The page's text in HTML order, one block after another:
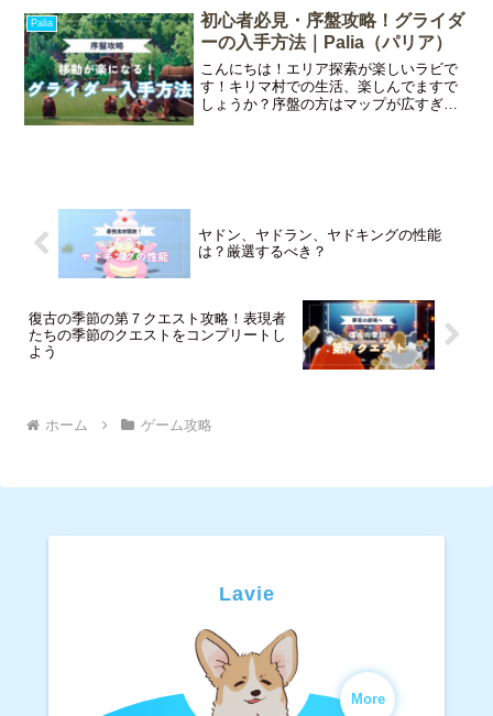
Paliaの
Palia
初心者必見・序盤攻略！グライダ
ーの入手方法｜Palia（パリア）
こんにちは！エリア探索が楽しいラビで
す！キリマ村での生活、楽しんでますで
しょうか？序盤の方はマップが広すぎて
ヤドン、ヤドラン、ヤドキングの性能
は？厳選するべき？
復古の季節の第７クエスト攻略！表現者
たちの季節のクエストをコンプリートし
よう
ホーム ゲーム攻略
Lavie
More